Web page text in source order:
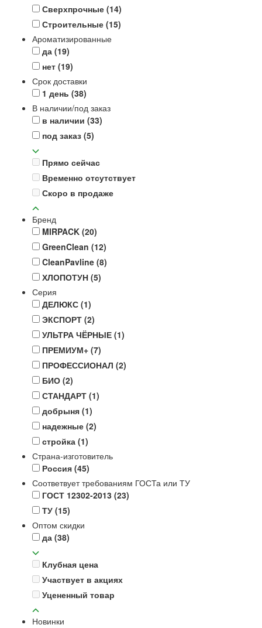
Сверхпрочные (14)
Строительные (15)
Ароматизированные
да (19)
нет (19)
Срок доставки
1 день (38)
В наличии/под заказ
в наличии (33)
под заказ (5)
Прямо сейчас
Временно отсутствует
Скоро в продаже
Бренд
MIRPACK (20)
GreenClean (12)
CleanPavline (8)
ХЛОПОТУН (5)
Серия
ДЕЛЮКС (1)
ЭКСПОРТ (2)
УЛЬТРА ЧЁРНЫЕ (1)
ПРЕМИУМ+ (7)
ПРОФЕССИОНАЛ (2)
БИО (2)
СТАНДАРТ (1)
добрыня (1)
надежные (2)
стройка (1)
Страна-изготовитель
Россия (45)
Соответвует требованиям ГОСТа или ТУ
ГОСТ 12302-2013 (23)
ТУ (15)
Оптом скидки
да (38)
Клубная цена
Участвует в акциях
Уцененный товар
Новинки